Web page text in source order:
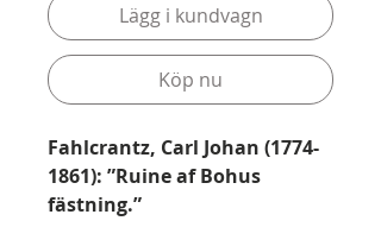
Lägg i kundvagn
Köp nu
Fahlcrantz, Carl Johan (1774-
1861): ”Ruine af Bohus
fästning.”